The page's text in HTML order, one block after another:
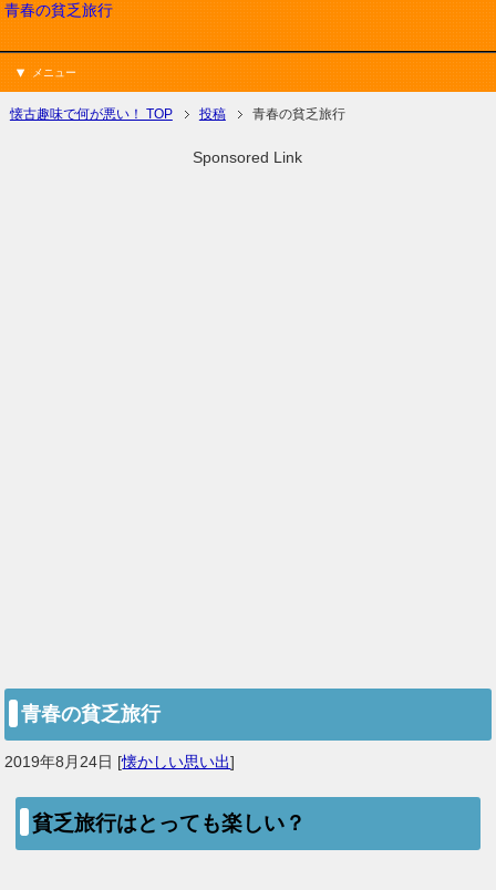
青春の貧乏旅行
メニュー
懐古趣味で何が悪い！ TOP 投稿 青春の貧乏旅行
Sponsored Link
青春の貧乏旅行
2019年8月24日 [懐かしい思い出]
貧乏旅行はとっても楽しい？